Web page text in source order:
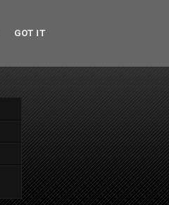
GOT IT